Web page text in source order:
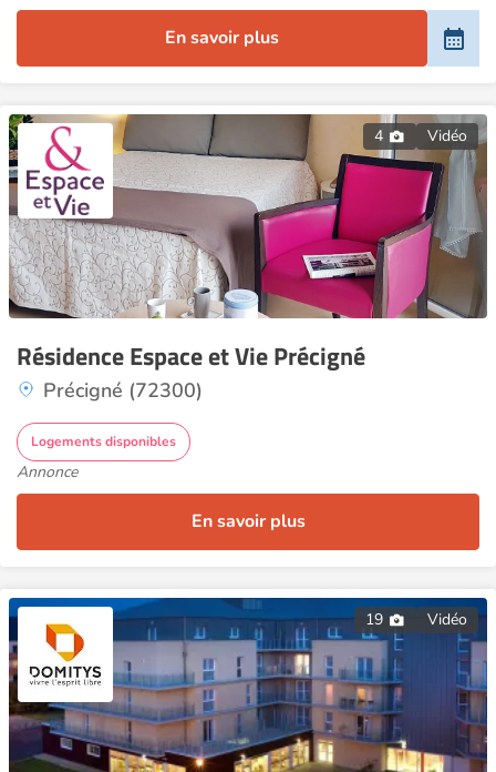
En savoir plus
4 Vidéo
Résidence Espace et Vie Précigné
Précigné (72300)
Logements disponibles
Annonce
En savoir plus
19 Vidéo